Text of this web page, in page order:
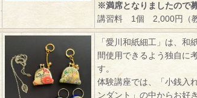
※満席となりましたので
講習料 1個 2,000円（教
「愛川和紙細工」は、和
間使用できるよう独自に
す。
体験講座では、「小銭入
ンダント」の中からお好